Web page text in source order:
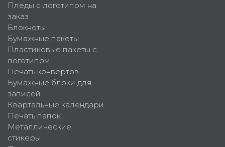
Пледы с логотипом на
заказ
Блокноты
Бумажные пакеты
Пластиковые пакеты с
логотипом
Печать конвертов
Бумажные блоки для
записей
Квартальные календари
Печать папок
Металлические
стикеры